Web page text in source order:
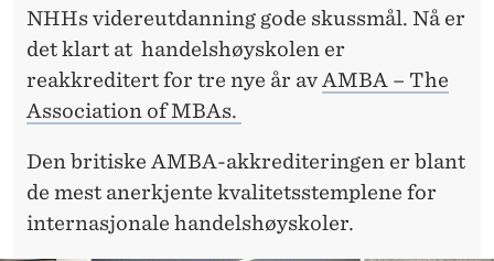
NHHs videreutdanning gode skussmål. Nå er
det klart at handelshøyskolen er
reakkreditert for tre nye år av AMBA – The
Association of MBAs.
Den britiske AMBA-akkrediteringen er blant
de mest anerkjente kvalitetsstemplene for
internasjonale handelshøyskoler.